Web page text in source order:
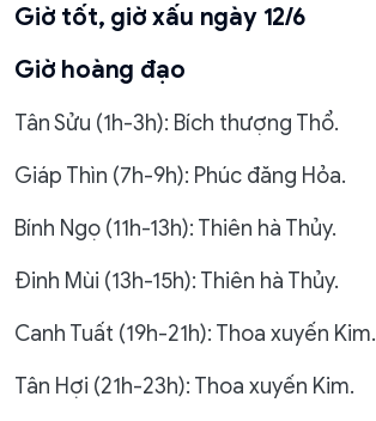
Giờ tốt, giờ xấu ngày 12/6
Giờ hoàng đạo
Tân Sửu (1h-3h): Bích thượng Thổ.
Giáp Thìn (7h-9h): Phúc đăng Hỏa.
Bính Ngọ (11h-13h): Thiên hà Thủy.
Đinh Mùi (13h-15h): Thiên hà Thủy.
Canh Tuất (19h-21h): Thoa xuyến Kim.
Tân Hợi (21h-23h): Thoa xuyến Kim.